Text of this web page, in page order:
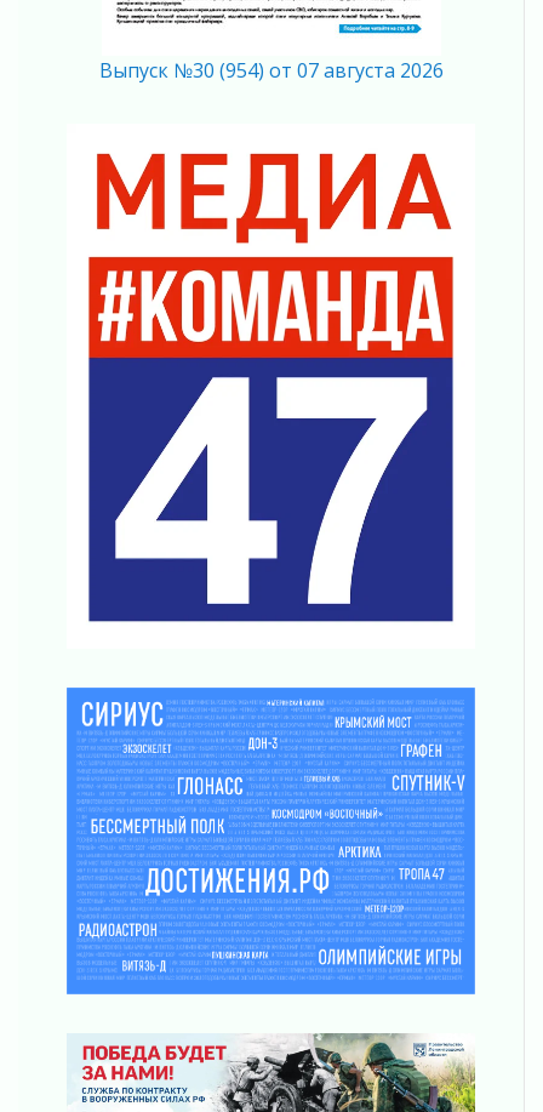
05 августа 2026
05 августа 2026
С заботой о здоровье
05 августа 2026
Лучшая из лучших
Пульс региона
05 августа 2026
«Результат командный, заслуга каждого
ведомства и муниципалитета»
Вдохновлять, просвещать и объединять!
Не оставят в беде
05 августа 2026
На лидирующих позициях
04 августа 2026
Итоги конкурса «Лучший работник
Кадрового центра – 2026» подведены!
В Ленобласти растет потребление
мобильного трафика
04 августа 2026
Полумрак бьёт по карману
04 августа 2026
Вниманию автомобилистов!
04 августа 2026
Память, сталь и музыка
04 августа 2026
Регион готовится к выборам
Никакого принуждения, только письменное
согласие
04 августа 2026
Выпуск №30 (954) от 07 августа 2026